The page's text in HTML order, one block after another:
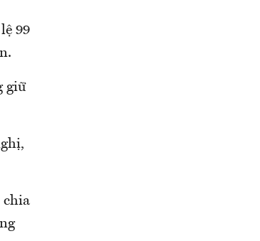
99
giữ
chia